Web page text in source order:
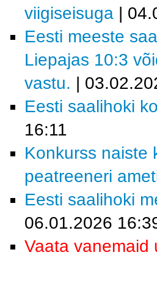
viigiseisuga |
Eesti meeste
Liepajas 10:3
vastu. |
Eesti saalihoki
16:11
Konkurss naiste
peatreeneri
Eesti saalihoki
06.01.2026
Vaata vanemaid